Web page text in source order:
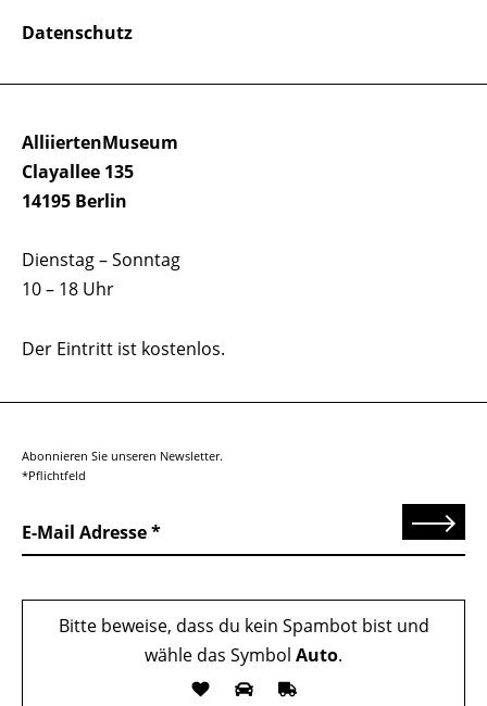
AlliiertenMuseum
Clayallee 135
14195 Berlin
Dienstag – Sonntag
10 – 18 Uhr
Der Eintritt ist kostenlos.
Datenschutz
Abonnieren Sie unseren Newsletter.
*Pflichtfeld
E-Mail Adresse Senden
Bitte beweise, dass du kein Spambot bist und
wähle das Symbol Auto.